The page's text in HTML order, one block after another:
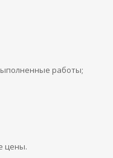
работы;
цены.